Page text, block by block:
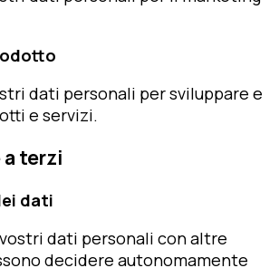
dati personali per sviluppare e
e servizi.
terzi
dati
dati personali con altre
decidere autonomamente